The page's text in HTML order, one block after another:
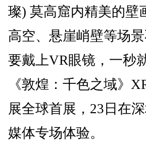
璨) 莫高窟内精美的壁
高空、悬崖峭壁等场
要戴上VR眼镜，一秒
《敦煌：千色之域》
展全球首展，23日在
媒体专场体验。